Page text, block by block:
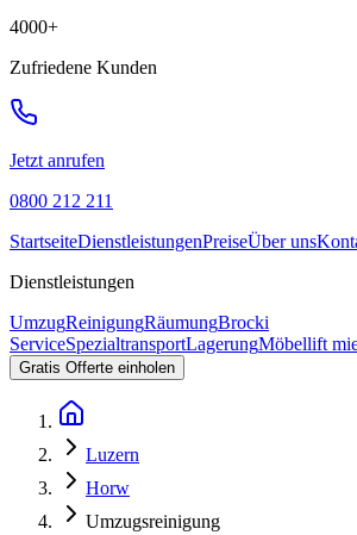
4000+
Zufriedene Kunden
Jetzt anrufen
0800 212 211
StartseiteDienstleistungenPreiseÜber uns
Dienstleistungen
UmzugReinigungRäumungBrocki
ServiceSpezialtransportLagerungMöbellift
Gratis Offerte einholen
Luzern
Horw
Umzugsreinigung